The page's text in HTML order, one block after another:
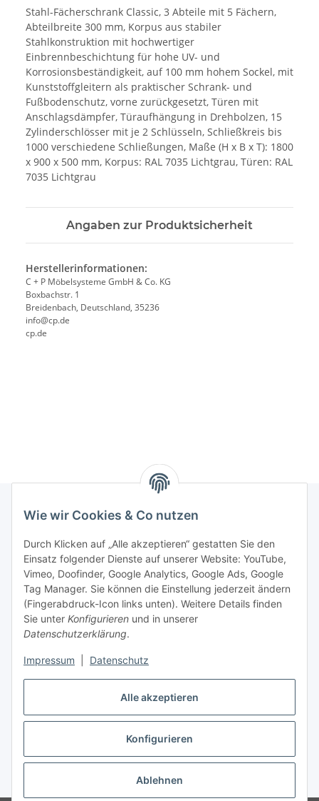
Alle akzeptieren
Konfigurieren
Ablehnen
Wie wir Cookies & Co nutzen
Durch Klicken auf „Alle akzeptieren“ gestatten Sie den
Einsatz folgender Dienste auf unserer Website: YouTube,
Vimeo, Doofinder, Google Analytics, Google Ads, Google
Tag Manager. Sie können die Einstellung jederzeit ändern
(Fingerabdruck-Icon links unten). Weitere Details finden
Sie unter Konfigurieren und in unserer
Datenschutzerklärung.
Impressum Datenschutz
Stahl-Fächerschrank Classic, 3 Abteile mit 5 Fächern,
Abteilbreite 300 mm, Korpus aus stabiler
Stahlkonstruktion mit hochwertiger
Einbrennbeschichtung für hohe UV- und
Korrosionsbeständigkeit, auf 100 mm hohem Sockel, mit
Kunststoffgleitern als praktischer Schrank- und
Fußbodenschutz, vorne zurückgesetzt, Türen mit
Anschlagsdämpfer, Türaufhängung in Drehbolzen, 15
Zylinderschlösser mit je 2 Schlüsseln, Schließkreis bis
1000 verschiedene Schließungen, Maße (H x B x T): 1800
x 900 x 500 mm, Korpus: RAL 7035 Lichtgrau, Türen: RAL
7035 Lichtgrau
Angaben zur Produktsicherheit
Herstellerinformationen:
C + P Möbelsysteme GmbH & Co. KG
Boxbachstr. 1
Breidenbach, Deutschland, 35236
info@cp.de
cp.de
Rechtliches
Allgemeines
Firma
Vertrag widerrufen
* Alle Preise inkl. gesetzlicher USt., zzgl.Versand